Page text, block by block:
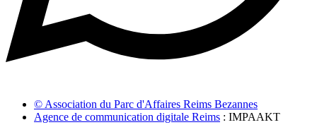
© Association du Parc d'Affaires Reims Bezannes
Agence de communication digitale Reims : IMPAAKT